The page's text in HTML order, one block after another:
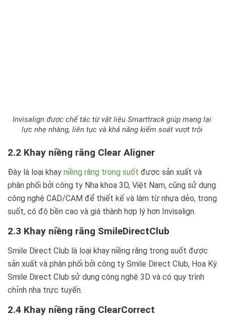
Invisalign được chế tác từ vật liệu Smarttrack giúp mang lại
lực nhẹ nhàng, liên tục và khả năng kiểm soát vượt trội
2.2 Khay niềng răng Clear Aligner
Đây là loại khay niềng răng trong suốt được sản xuất và
phân phối bởi công ty Nha khoa 3D, Việt Nam, cũng sử dụng
công nghệ CAD/CAM để thiết kế và làm từ nhựa dẻo, trong
suốt, có độ bền cao và giá thành hợp lý hơn Invisalign.
2.3 Khay niềng răng SmileDirectClub
Smile Direct Club là loại khay niềng răng trong suốt được
sản xuất và phân phối bởi công ty Smile Direct Club, Hoa Kỳ.
Smile Direct Club sử dụng công nghệ 3D và có quy trình
chỉnh nha trực tuyến.
2.4 Khay niềng răng ClearCorrect